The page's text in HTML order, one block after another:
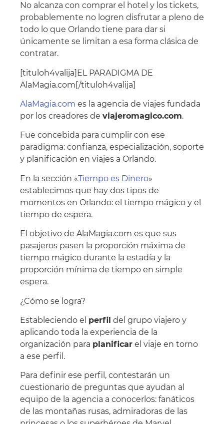
No alcanza con comprar el hotel y los tickets,
probablemente no logren disfrutar a pleno de
todo lo que Orlando tiene para dar si
únicamente se limitan a esa forma clásica de
contratar.
[tituloh4valija]EL PARADIGMA DE
AlaMagia.com[/tituloh4valija]
AlaMagia.com es la agencia de viajes fundada
por los creadores de viajeromagico.com.
Fue concebida para cumplir con ese
paradigma: confianza, especialización, soporte
y planificación en viajes a Orlando.
En la sección «Tiempo es Dinero»
establecimos que hay dos tipos de
momentos en Orlando: el tiempo mágico y el
tiempo de espera.
El objetivo de AlaMagia.com es que sus
pasajeros pasen la proporción máxima de
tiempo mágico durante la estadía y la
proporción mínima de tiempo en simple
espera.
¿Cómo se logra?
Estableciendo el perfil del grupo viajero y
aplicando toda la experiencia de la
organización para planificar el viaje en torno
a ese perfil.
Para definir ese perfil, contestarán un
cuestionario de preguntas que ayudan al
equipo de la agencia a conocerlos: fanáticos
de las montañas rusas, admiradoras de las